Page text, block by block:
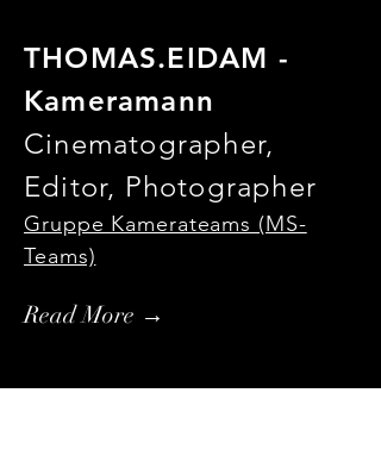
THOMAS.EIDAM -
Kameramann
Cinematographer,
Editor, Photographer
Gruppe Kamerateams (MS-
Teams)
Read More →